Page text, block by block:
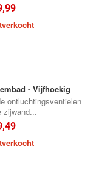
- Vijfhoekig
ontluchtingsventielen
zijwand...